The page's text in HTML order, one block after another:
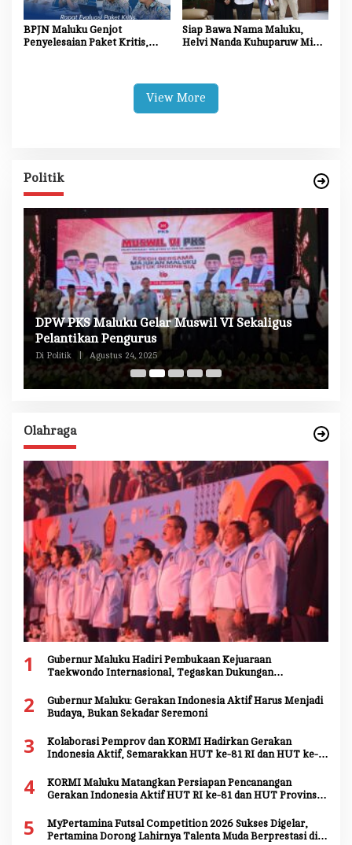
BPJN Maluku Genjot
Penyelesaian Paket Kritis,
Siap Bawa Nama Maluku,
Helvi Nanda Kuhuparuw Minta
View More
Politik
DPW PKS Maluku Gelar Muswil VI Sekaligus
Pelantikan Pengurus
Di Politik Agustus 24, 2025
Olahraga
1
Gubernur Maluku Hadiri Pembukaan Kejuaraan
Taekwondo Internasional, Tegaskan Dukungan
2
Gubernur Maluku: Gerakan Indonesia Aktif Harus Menjadi
Budaya, Bukan Sekadar Seremoni
3
Kolaborasi Pemprov dan KORMI Hadirkan Gerakan
Indonesia Aktif, Semarakkan HUT ke-81 RI dan HUT ke-
4
KORMI Maluku Matangkan Persiapan Pencanangan
Gerakan Indonesia Aktif HUT RI ke-81 dan HUT Provinsi
5
MyPertamina Futsal Competition 2026 Sukses Digelar,
Pertamina Dorong Lahirnya Talenta Muda Berprestasi di